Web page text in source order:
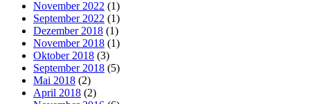
November 2022 (1)
September 2022 (1)
Dezember 2018 (1)
November 2018 (1)
Oktober 2018 (3)
September 2018 (5)
Mai 2018 (2)
April 2018 (2)